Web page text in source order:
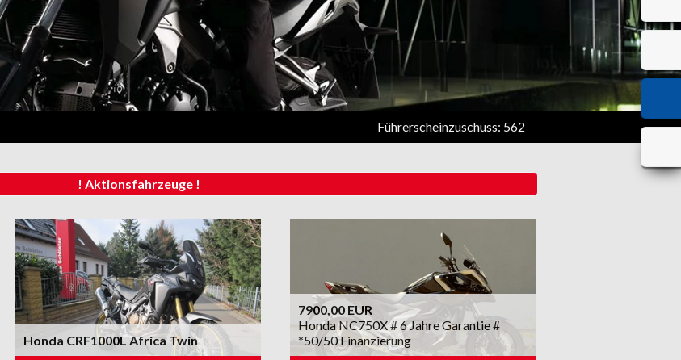
Führerscheinzuschuss: 562,90 € Nachlass auf die UVP
! Aktionsfahrzeuge !
Honda CRF1000L Africa Twin
7900,00 EUR
Honda NC750X # 6 Jahre Garantie #
*50/50 Finanzierung